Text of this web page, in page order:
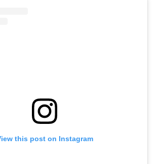
this post on Instagram